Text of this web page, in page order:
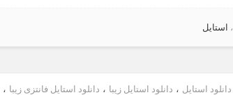
، استايل
دانلود استایل ، دانلود استایل زیبا ، دانلود استایل فانتزی زیبا ،